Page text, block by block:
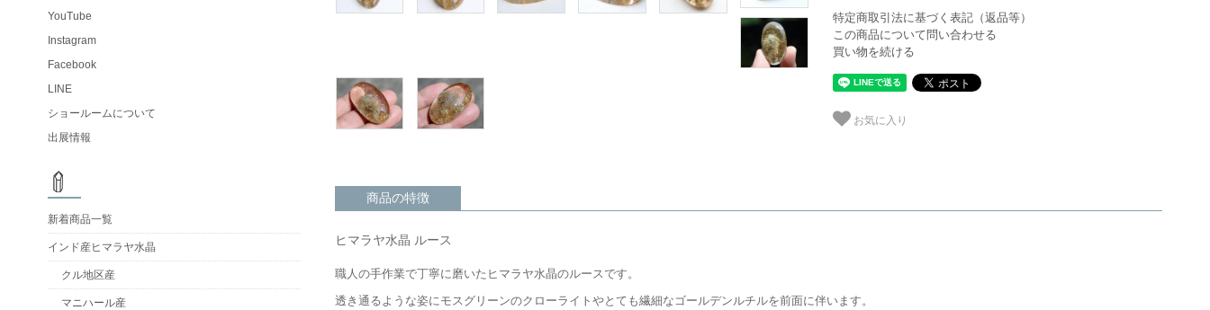
特定商取引法に基づく表記（返品等）
この商品について問い合わせる
買い物を続ける
お気に入り
商品の特徴
ヒマラヤ水晶 ルース
職人の手作業で丁寧に磨いたヒマラヤ水晶のルースです。
透き通るような姿にモスグリーンのクローライトやとても繊細なゴールデンルチルを前面に伴います。
YouTube
Instagram
Facebook
LINE
ショールームについて
出展情報
新着商品一覧
インド産ヒマラヤ水晶
クル地区産
マニハール産